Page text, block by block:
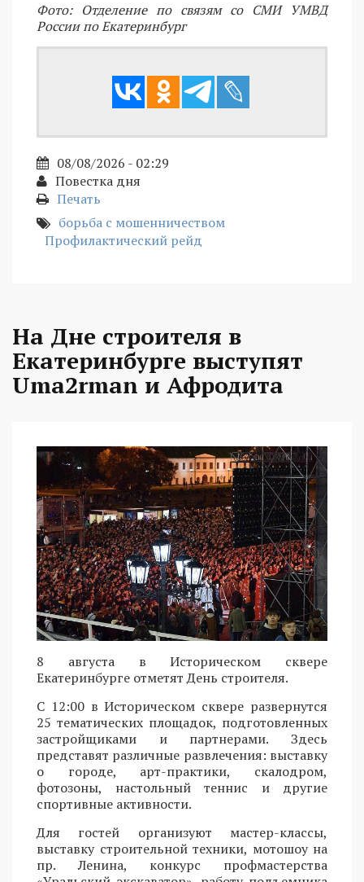
Фото: Отделение по связям со СМИ УМВД
России по Екатеринбург
08/08/2026 - 02:29
Повестка дня
Печать
борьба с мошенничеством
Профилактический рейд
На Дне строителя в
Екатеринбурге выступят
Uma2rman и Афродита
8 августа в Историческом сквере
Екатеринбурге отметят День строителя.
С 12:00 в Историческом сквере развернутся
25 тематических площадок, подготовленных
застройщиками и партнерами. Здесь
представят различные развлечения: выставку
о городе, арт-практики, скалодром,
фотозоны, настольный теннис и другие
спортивные активности.
Для гостей организуют мастер-классы,
выставку строительной техники, мотошоу на
пр. Ленина, конкурс профмастерства